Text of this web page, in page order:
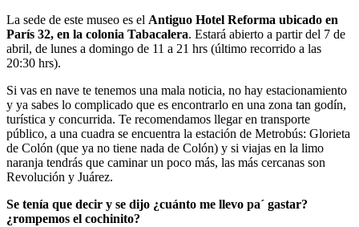
La sede de este museo es el Antiguo Hotel Reforma ubicado en
París 32, en la colonia Tabacalera. Estará abierto a partir del 7 de
abril, de lunes a domingo de 11 a 21 hrs (último recorrido a las
20:30 hrs).
Si vas en nave te tenemos una mala noticia, no hay estacionamiento
y ya sabes lo complicado que es encontrarlo en una zona tan godín,
turística y concurrida. Te recomendamos llegar en transporte
público, a una cuadra se encuentra la estación de Metrobús: Glorieta
de Colón (que ya no tiene nada de Colón) y si viajas en la limo
naranja tendrás que caminar un poco más, las más cercanas son
Revolución y Juárez.
Se tenía que decir y se dijo ¿cuánto me llevo pa´ gastar?
¿rompemos el cochinito?